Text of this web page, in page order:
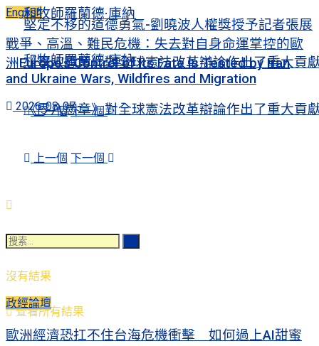
和牧師羅蘭德·庫納
《零八憲章》對全球憲法改革辯論作出了重大貢
上一個 下一個
堅定不移的道德勇氣-劉曉波人權獎授予記者張展
和牧師羅蘭德·庫納
《零八憲章》對全球憲法改革辯論作出了重大貢
上一個 下一個
沒有結果
查看所有結果
English
戰爭、高溫、難民危機：失去對自身命運掌控的歐
洲Europe’s Control of Its Fate Is Tested by Iran
and Ukraine Wars, Wildfires and Migration
2026-08-07
政經論壇
歐洲經濟恐扛不住台海危機衝擊 如何過上AI甜蜜